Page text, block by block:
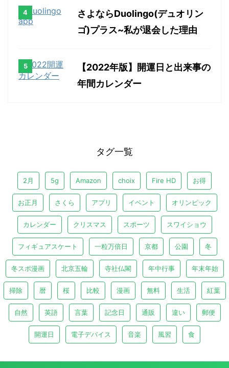
さよならDuolingo(デュオリン
ゴ)プラス~私が退会した理由
【2022年版】開運日と出来事の
年間カレンダー
タグ一覧
2月 5g Amazon choix Fire HD お得
お正月 さくら アプリ イベント オリンピック
カレンダー クリスマス スポーツ スワイショウ
フィギュアスケート 一粒万倍日 京都 公園 冬
冬スポ漫画 北京五輪 寺社仏閣 年中行事 年末年始
掃除 暦 桜 比較 漫画 無料 生活 紅葉
自然 英語 言葉 記念日 通販 違い 郵便
開運日 電子デバイス 音楽 風習 食